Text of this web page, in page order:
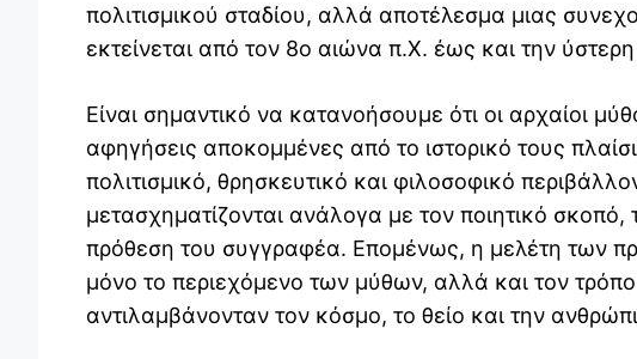
πολιτισμικού σταδίου, αλλά αποτέλεσμα μιας
εκτείνεται από τον 8ο αιώνα π.Χ. έως και την
Είναι σημαντικό να κατανοήσουμε ότι οι αρχαίοι
αφηγήσεις αποκομμένες από το ιστορικό τους
πολιτισμικό, θρησκευτικό και φιλοσοφικό
μετασχηματίζονται ανάλογα με τον ποιητικό
πρόθεση του συγγραφέα. Επομένως, η μελέτη των
μόνο το περιεχόμενο των μύθων, αλλά και τον
αντιλαμβάνονταν τον κόσμο, το θείο και την